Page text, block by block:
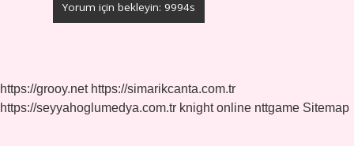
https://grooy.net https://simarikcanta.com.tr
https://seyyahoglumedya.com.tr knight online nttgame Sitemap